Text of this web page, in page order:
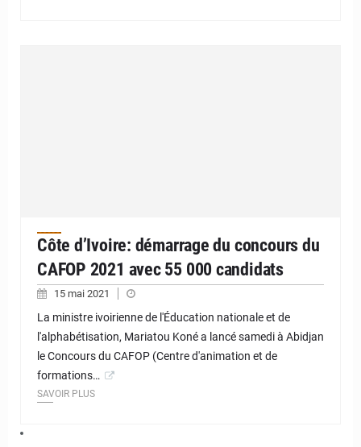
Côte d’Ivoire: démarrage du concours du
CAFOP 2021 avec 55 000 candidats
15 mai 2021
La ministre ivoirienne de l'Éducation nationale et de
l'alphabétisation, Mariatou Koné a lancé samedi à Abidjan
le Concours du CAFOP (Centre d'animation et de
formations…
SAVOIR PLUS